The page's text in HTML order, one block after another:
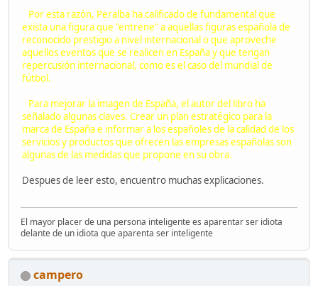
Por esta razón, Peralba ha calificado de fundamental que
exista una figura que "entrene" a aquellas figuras española de
reconocido prestigio a nivel internacional o que aproveche
aquellos eventos que se realicen en España y que tengan
repercusión internacional, como es el caso del mundial de
fútbol.
Para mejorar la imagen de España, el autor del libro ha
señalado algunas claves. Crear un plan estratégico para la
marca de España e informar a los españoles de la calidad de los
servicios y productos que ofrecen las empresas españolas son
algunas de las medidas que propone en su obra.
Despues de leer esto, encuentro muchas explicaciones.
El mayor placer de una persona inteligente es aparentar ser idiota
delante de un idiota que aparenta ser inteligente
campero